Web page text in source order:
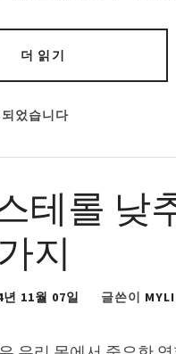
더 읽기
었습니다
테롤 낮
지
년 11월 07일 글쓴이